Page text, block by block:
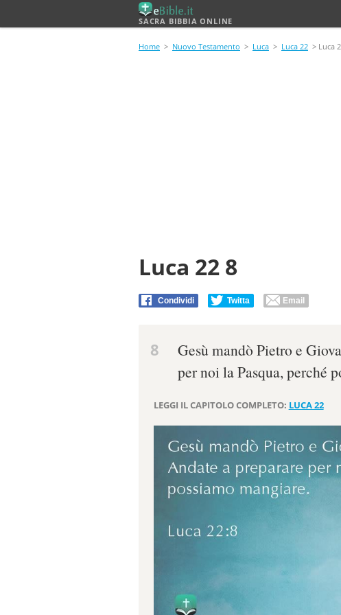
SACRA BIBBIA ONLINE
Home > Nuovo Testamento > Luca > Luca 22 > Luca
Luca 22 8
Condividi Twitta Email
8
Gesù mandò Pietro e
per noi la Pasqua, perché
LEGGI IL CAPITOLO COMPLETO: LUCA 22